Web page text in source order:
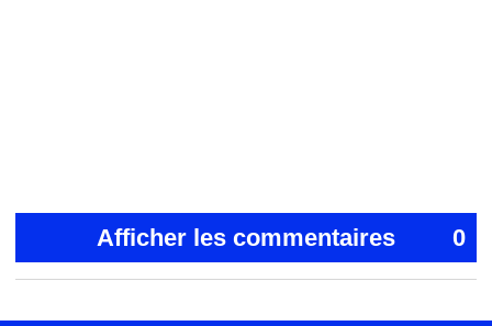
Afficher les commentaires 0